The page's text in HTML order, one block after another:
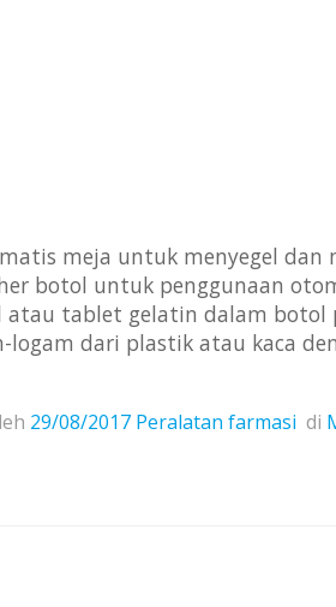
meja untuk menyegel
botol untuk penggunaan
atau tablet gelatin dalam
dari plastik atau kaca
29/08/2017 Peralatan farmasi di